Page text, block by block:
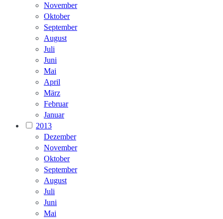
November
Oktober
September
August
Juli
Juni
Mai
April
März
Februar
Januar
2013
Dezember
November
Oktober
September
August
Juli
Juni
Mai